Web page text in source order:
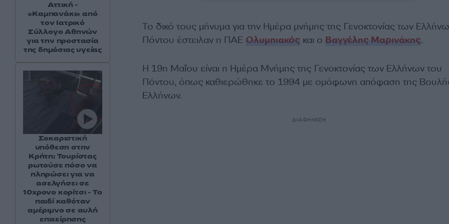
Το δικό τους μήνυμα για την Ημέρα μνήμης της Γενοκτονίας των
Πόντου έστειλαν η ΠΑΕ Ολυμπιακός και ο Βαγγέλης Μαρινάκης.
Η 19η Μαΐου είναι η Ημέρα Μνήμης της Γενοκτονίας των Ελλήνων του
Πόντου, όπως καθιερώθηκε το 1994 με ομόφωνη απόφαση της
Ελλήνων.
ΔΙΑΦΗΜΙΣΗ
Αττική -
«Καμπανάκι» από
τον Ιατρικό
Σύλλογο Αθηνών
για την προστασία
της δημόσιας υγείας
Σοκαριστική
υπόθεση στην
Κρήτη: Τουρίστας
ρωτούσε πόσο να
πληρώσει για να
ασελγήσει σε
10χρονο κορίτσι - Το
παιδί καθόταν
αμέριμνο σε αυλή
επιχείρησης